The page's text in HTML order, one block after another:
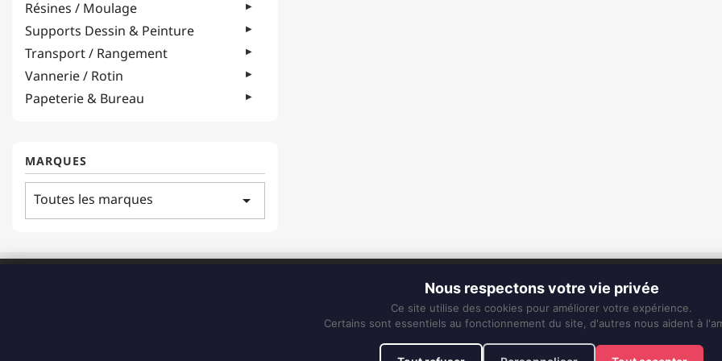
Résines / Moulage
Supports Dessin & Peinture
Transport / Rangement
Vannerie / Rotin
Papeterie & Bureau
MARQUES
Toutes les marques arrow_drop_down
Fixe :
0596 63 25 94
Mobile : 0696 50 91 61
Nous respectons votre vie privée
Ce site utilise des cookies pour améliorer votre expérience.
Certains sont essentiels au fonctionnement du site, d'autres nous aident à